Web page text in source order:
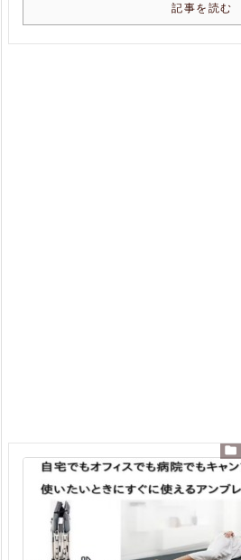
記事を読む
